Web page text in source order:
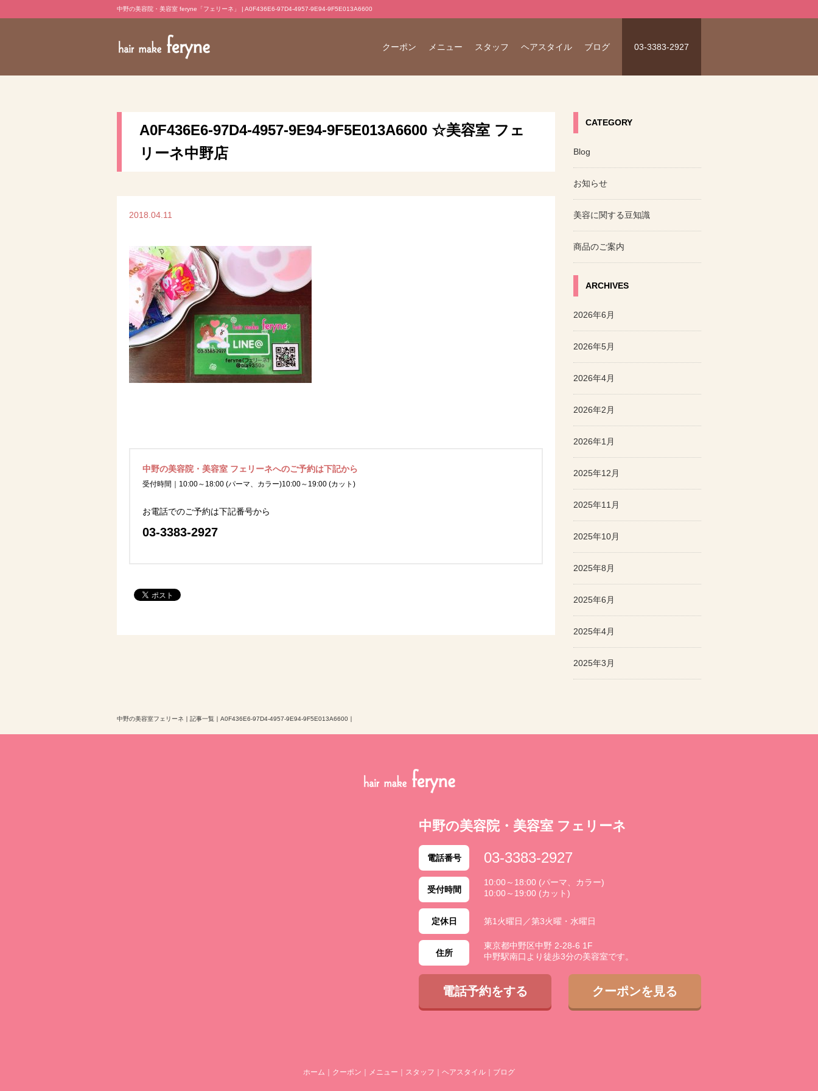
中野の美容院・美容室 feryne「フェリーネ」 | A0F436E6-97D4-4957-9E94-9F5E013A6600
03-3383-2927
ブログ
ヘアスタイル
スタッフ
メニュー
クーポン
A0F436E6-97D4-4957-9E94-9F5E013A6600 ☆美容室 フェ
リーネ中野店
2018.04.11
中野の美容院・美容室 フェリーネへのご予約は下記から
受付時間｜10:00～18:00 (パーマ、カラー)10:00～19:00 (カット)
お電話でのご予約は下記番号から
03-3383-2927
CATEGORY
Blog
お知らせ
美容に関する豆知識
商品のご案内
ARCHIVES
2026年6月
2026年5月
2026年4月
2026年2月
2026年1月
2025年12月
2025年11月
2025年10月
2025年8月
2025年6月
2025年4月
2025年3月
中野の美容室フェリーネ ｜ 記事一覧 ｜ A0F436E6-97D4-4957-9E94-9F5E013A6600 ｜
中野の美容院・美容室 フェリーネ
電話番号 03-3383-2927
受付時間
10:00～18:00 (パーマ、カラー)
10:00～19:00 (カット)
定休日 第1火曜日／第3火曜・水曜日
住所
東京都中野区中野 2-28-6 1F
中野駅南口より徒歩3分の美容室です。
電話予約をする クーポンを見る
ホーム クーポン メニュー スタッフ ヘアスタイル ブログ